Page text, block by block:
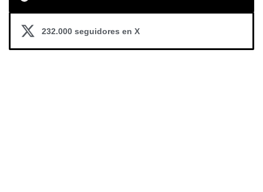
232.000 seguidores en X